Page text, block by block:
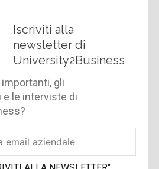
Iscriviti alla
newsletter di
University2Business
gli
le interviste di